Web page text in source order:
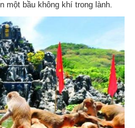
một bầu không khí trong lành.